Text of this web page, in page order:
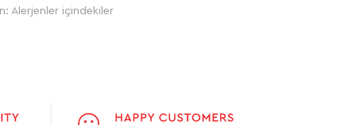
Alerjenler içindekiler